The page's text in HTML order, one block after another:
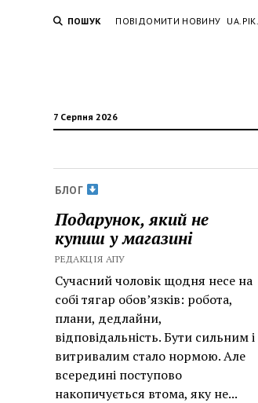
ПОШУК ПОВІДОМИТИ НОВИНУ
7 Серпня 2026
БЛОГ
Подарунок, який не
купиш у магазині
РЕДАКЦІЯ АПУ
Сучасний чоловік щодня несе на
собі тягар обов’язків: робота,
плани, дедлайни,
відповідальність. Бути сильним і
витривалим стало нормою. Але
всередині поступово
накопичується втома, яку не...